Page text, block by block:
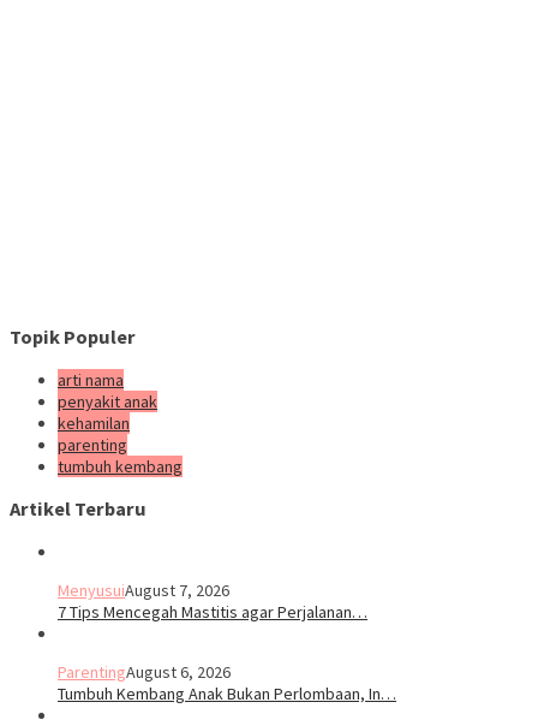
Topik Populer
arti nama
penyakit anak
kehamilan
parenting
tumbuh kembang
Artikel Terbaru
MenyusuiAugust 7, 2026
7 Tips Mencegah Mastitis agar Perjalanan…
ParentingAugust 6, 2026
Tumbuh Kembang Anak Bukan Perlombaan, In…